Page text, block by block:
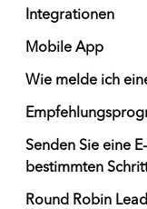
Integrationen
Mobile App
Wie melde ich
Senden Sie eine
bestimmten
Round Robin